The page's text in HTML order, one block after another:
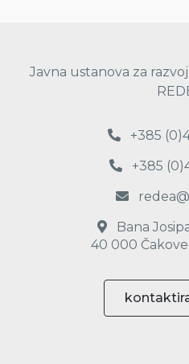
Javna ustanova za
+385
+385
Bana
40 000